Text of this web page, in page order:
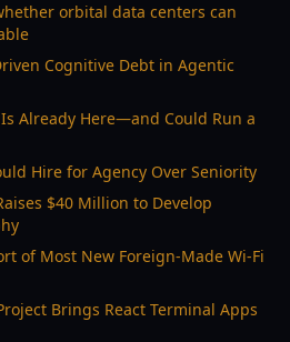
orbital data centers can
Cognitive Debt in Agentic
Is Already Here—and Could Run a
Hire for Agency Over Seniority
$40 Million to Develop
of Most New Foreign-Made Wi‑Fi
Brings React Terminal Apps